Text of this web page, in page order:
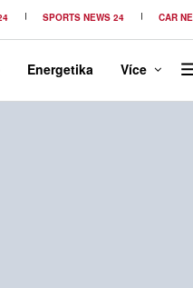
SPORTS NEWS 24 CAR
Energetika Více